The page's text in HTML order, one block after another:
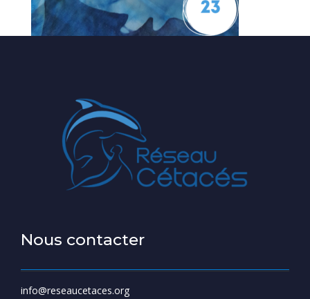
Nous contacter
info@reseaucetaces.org